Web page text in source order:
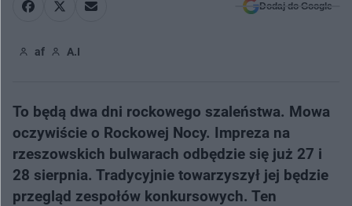
Dodaj do Google
af A.I
To będą dwa dni rockowego szaleństwa. Mowa
oczywiście o Rockowej Nocy. Impreza na
rzeszowskich bulwarach odbędzie się już 27 i
28 sierpnia. Tradycyjnie towarzyszył jej będzie
przegląd zespołów konkursowych. Ten